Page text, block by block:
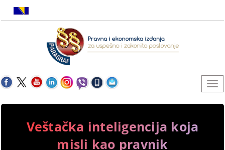
Veštačka inteligencija koja
misli kao pravnik